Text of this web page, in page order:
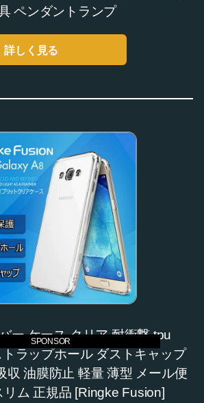
ペンダントランプ
詳しく見る
ー ケース クリア 耐衝撃 tpu
ラップホール ダストキャップ
収 油膜防止 軽量 薄型 メール便
リム 正規品 [Ringke Fusion]
SPONSOR